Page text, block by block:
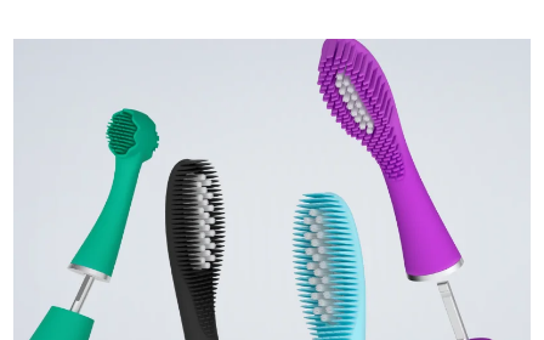
Гибридная насадка служит в 2 раза дольше -
требуется замена всего 1 раз в 6 месяцев.
3 режима чистки: Deep Clean, Whitening и Sensitive.
Технология Sonic Pulse обеспечивает 11 000
пульсаций в минуту для глубокого и бережного
очищения всей полости рта.
Получите доступ к индивидуальным режимам
чистки через приложение FOREO For You.
Инструкция пользователя issa™